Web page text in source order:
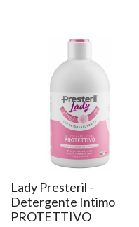
Lady Presteril -
Detergente Intimo
PROTETTIVO